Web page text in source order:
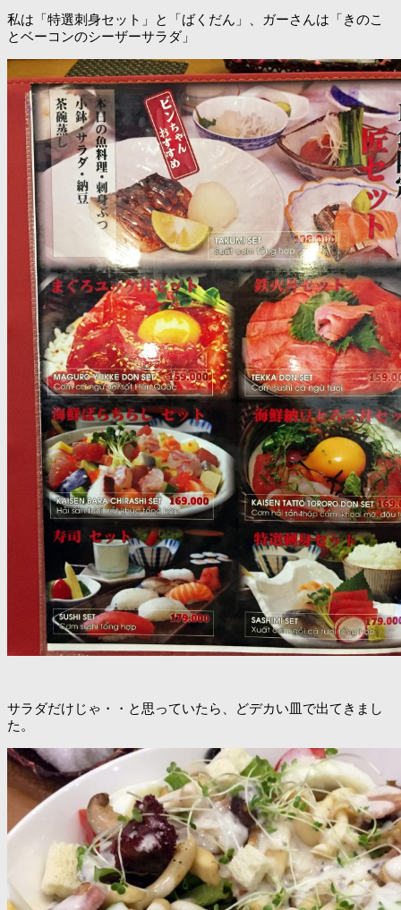
私は「特選刺身セット」と「ばくだん」、ガーさんは「きのこ
とベーコンのシーザーサラダ」
サラダだけじゃ・・と思っていたら、どデカい皿で出てきまし
た。